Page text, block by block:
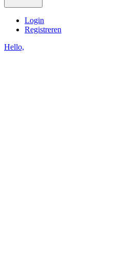
Login
Registreren
Hello,